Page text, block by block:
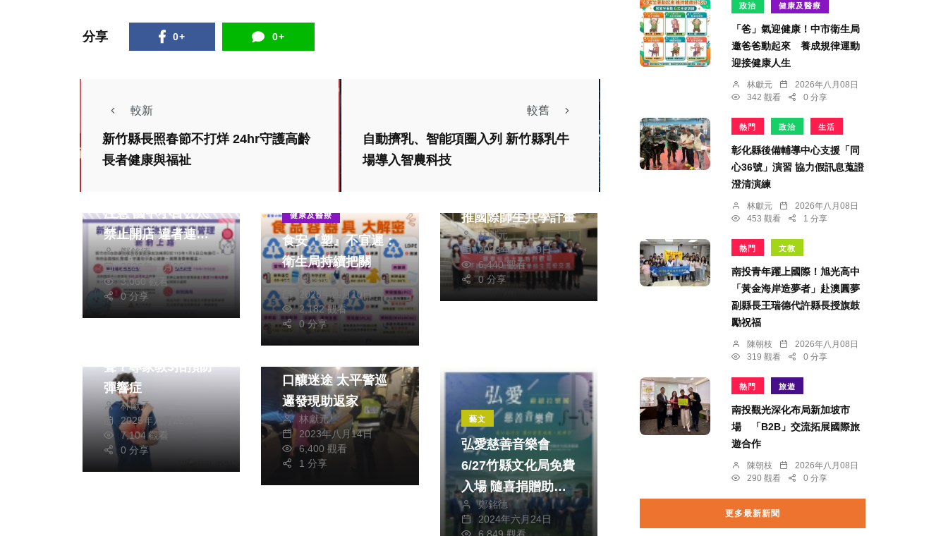
分享 0+ 0+
較新
新竹縣長照春節不打烊 24hr守護高齡
長者健康與福祉
較舊
自動擠乳、智能項圈入列 新竹縣乳牛
場導入智農科技
生活
注意 國中小百公尺
禁止開店 違者連續
開罰鄭銘德
2026年一月06日
3,060 觀看
0 分享
健康及醫療
食安『塑』不宜遲：
衛生局持續把關
陳朝枝
2026年四月10日
2,182 觀看
0 分享
推國際師生共學計畫
林獻元
2023年九月19日
6,440 觀看
0 分享
健康及醫療 運動
聲？專家教3招預防
彈響症
林獻元
2025年八月22日
7,104 觀看
0 分享
口釀迷途 太平警巡
邏發現助返家
林獻元
2023年八月14日
6,400 觀看
1 分享
藝文
弘愛慈善音樂會
6/27竹縣文化局免費
入場 隨喜捐贈助弱
勢
鄭銘德
2024年六月24日
政治 健康及醫療
「爸」氣迎健康！中市衛生局
邀爸爸動起來 養成規律運動
迎接健康人生
林獻元
2026年八月08日
342 觀看
0 分享
熱門 政治 生活
彰化縣後備輔導中心支援「同
心36號」演習 協力假訊息蒐證
澄清演練
林獻元
2026年八月08日
453 觀看
1 分享
熱門 文教
南投青年躍上國際！旭光高中
「黃金海岸造夢者」赴澳圓夢
副縣長王瑞德代許縣長授旗鼓
勵祝福
陳朝枝
2026年八月08日
319 觀看
0 分享
熱門 旅遊
南投觀光深化布局新加坡市
場 「B2B」交流拓展國際旅
遊合作
陳朝枝
2026年八月08日
290 觀看
0 分享
更多最新新聞